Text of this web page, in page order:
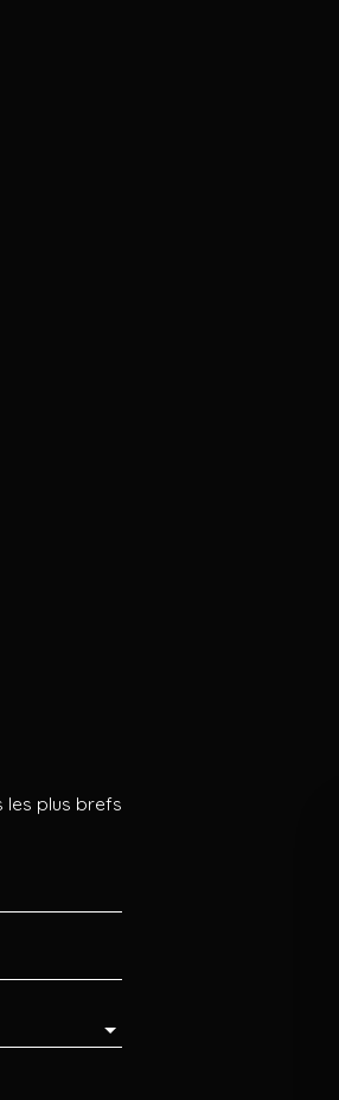
les plus brefs